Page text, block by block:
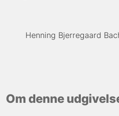
Henning Bjerregaard
Om denne